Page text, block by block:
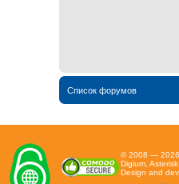
Список форумов
© 2008 — 2026
Digium,
Design and